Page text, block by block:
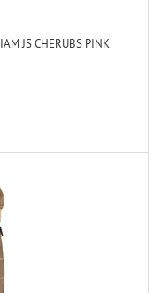
JS CHERUBS PINK